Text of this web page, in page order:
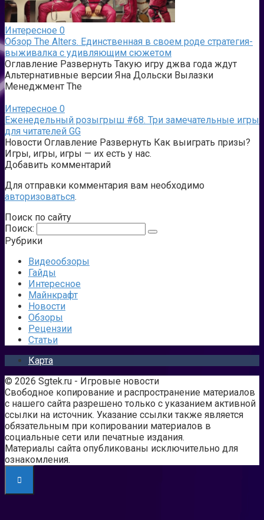
Интересное 0
Обзор The Alters. Единственная в своем роде стратегия-
выживалка с удивляющим сюжетом
Оглавление Развернуть Такую игру джва года ждут
Альтернативные версии Яна Дольски Вылазки
Менеджмент The
Интересное 0
Еженедельный розыгрыш #68. Три замечательные игры
для читателей GG
Новости Оглавление Развернуть Как выиграть призы?
Игры, игры, игры — их есть у нас.
Добавить комментарий
Для отправки комментария вам необходимо
авторизоваться.
Поиск по сайту
Поиск:
Рубрики
Видеообзоры
Гайды
Интересное
Майнкрафт
Новости
Обзоры
Рецензии
Статьи
Карта
© 2026 Sgtek.ru - Игровые новости
Свободное копирование и распространение материалов
с нашего сайта разрешено только с указанием активной
ссылки на источник. Указание ссылки также является
обязательным при копировании материалов в
социальные сети или печатные издания.
Материалы сайта опубликованы исключительно для
ознакомления.